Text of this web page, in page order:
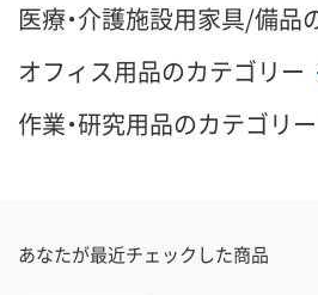
医療・介護施設用家具/備品
オフィス用品のカテゴリー
作業・研究用品のカテゴリー
あなたが最近チェックした商品